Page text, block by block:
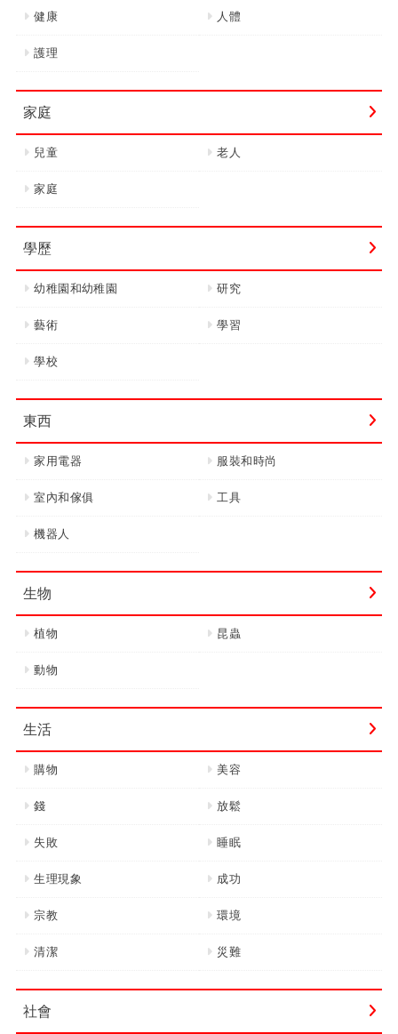
健康 人體
護理
家庭
兒童 老人
家庭
學歷
幼稚園和幼稚園 研究
藝術 學習
學校
東西
家用電器 服裝和時尚
室內和傢俱 工具
機器人
生物
植物 昆蟲
動物
生活
購物 美容
錢 放鬆
失敗 睡眠
生理現象 成功
宗教 環境
清潔 災難
社會